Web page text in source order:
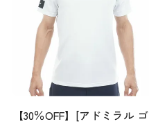
【30％OFF】[アドミラル ゴ